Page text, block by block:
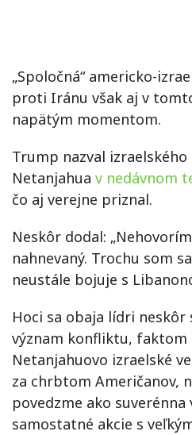
„Spoločná“ americko-
proti Iránu však aj v
napätým momentom.
Trump nazval
Netanjahua v nedávnom
čo aj verejne priznal.
Neskôr dodal:
nahnevaný. Trochu som
neustále bojuje s
Hoci sa obaja lídri
význam konfliktu, faktom
Netanjahuovo izraelské
za chrbtom Američanov,
povedzme ako
samostatné akcie s